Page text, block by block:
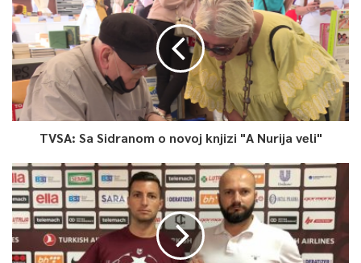
TVSA: Sa Sidranom o novoj knjizi "A Nurija veli"